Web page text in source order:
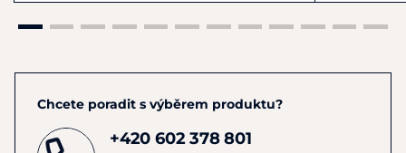
Chcete poradit s výběrem produktu?
+420 602 378 801